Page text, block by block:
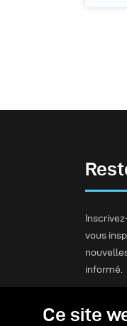
vous
informé.
Ce site